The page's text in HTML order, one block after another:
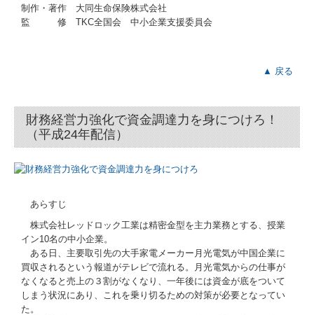
制作・著作 大同生命保険株式会社
監 修 TKC全国会 中小企業支援委員会
▲ 戻る
財務経営力強化で資金調達力を身につけろ！
（平成24年配信）
あらすじ
株式会社レッドロック工業は精密金型を主力業務とする、授業
イン10名の中小企業。
ある日、主要取引先の大手家電メーカー月光電気が中国企業に
買収されるという報道がテレビで流れる。月光電気からの仕事が
なくなると売上の３割がなくなり、一年後には資金が底をついて
しまう状況にあり、これを乗り切るための対策が必要となってい
た。